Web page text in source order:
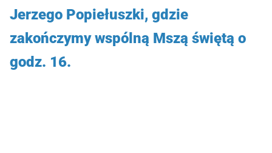
Jerzego Popiełuszki, gdzie
zakończymy wspólną Mszą świętą o
godz. 16.